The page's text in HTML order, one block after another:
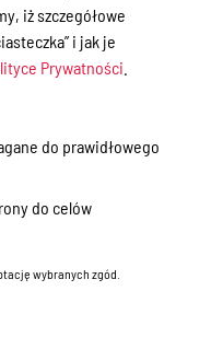
iż szczegółowe
i jak je
Prywatności
do prawidłowego
do celów
wybranych zgód.